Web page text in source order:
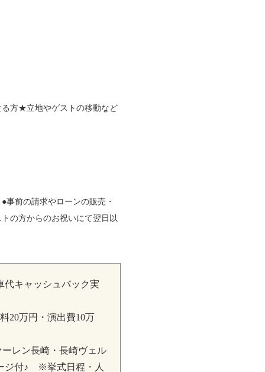
方★立地やゲストの移動など
事前の請求やローンの販売・
の方からのお祝いにて翌日以
代キャッシュバック実
20万円・演出費10万
レン長崎・長崎ヴェル
ジ付♪ ※挙式日程・人